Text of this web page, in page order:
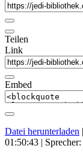
Teilen
Link
Embed
Datei herunterladen
01:50:43 | Sprecher: